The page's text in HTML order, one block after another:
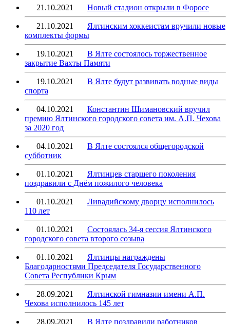
21.10.2021 Новый стадион открыли в Форосе
21.10.2021
Ялтинским хоккеистам вручили новые
комплекты формы
19.10.2021
В Ялте состоялось торжественное
закрытие Вахты Памяти
19.10.2021
В Ялте будут развивать водные виды
спорта
04.10.2021
Константин Шимановский вручил
премию Ялтинского городского совета им. А.П. Чехова
за 2020 год
04.10.2021
В Ялте состоялся общегородской
субботник
01.10.2021
Ялтинцев старшего поколения
поздравили с Днём пожилого человека
01.10.2021
Ливадийскому дворцу исполнилось
110 лет
01.10.2021
Состоялась 34-я сессия Ялтинского
городского совета второго созыва
01.10.2021
Ялтинцы награждены
Благодарностями Председателя Государственного
Совета Республики Крым
28.09.2021
Ялтинской гимназии имени А.П.
Чехова исполнилось 145 лет
28.09.2021 В Ялте поздравили работников